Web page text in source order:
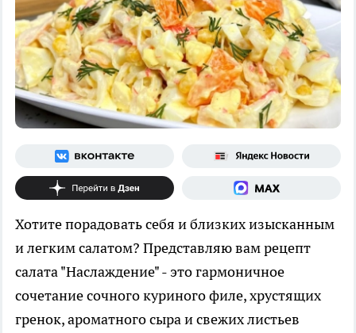
Хотите порадовать себя и близких изысканным
и легким салатом? Представляю вам рецепт
салата "Наслаждение" - это гармоничное
сочетание сочного куриного филе, хрустящих
гренок, ароматного сыра и свежих листьев